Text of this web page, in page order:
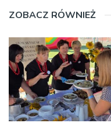
ZOBACZ RÓWNIEŻ